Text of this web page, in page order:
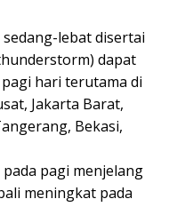
lebat disertai
dapat
hari terutama di
Jakarta Barat,
Bekasi,
pagi menjelang
meningkat pada